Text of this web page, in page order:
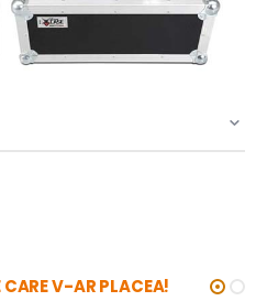
CARE V-AR PLACEA!